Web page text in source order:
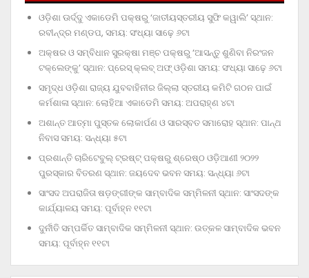
ଓଡ଼ିଶା ଊର୍ଦ୍ଦୁ ଏକାଡେମି ପକ୍ଷରୁ ‘ଜାତୀୟସ୍ତରୀୟ ସୁଫି କୱାଲି’ ସ୍ଥାନ:
ରବୀନ୍ଦ୍ର ମଣ୍ଡପ, ସମୟ: ସଂଧ୍ୟା ସାଢ଼େ ୬ଟା
ଅକ୍ଷର ଓ ସମ୍ବିଧାନ ସୁରକ୍ଷା ମଞ୍ଚ ପକ୍ଷରୁ ‘ଆସନ୍ତୁ ଶୁଣିବା ନିରଂଜନ
ଟକ୍‌ଲେଙ୍କୁ’ ସ୍ଥାନ: ପ୍ରେସ୍‌ କ୍ଲବ୍‌ ଅଫ୍‌ ଓଡ଼ିଶା ସମୟ: ସଂଧ୍ୟା ସାଢ଼େ ୬ଟା
ସମୃଦ୍ଧ ଓଡ଼ିଶା ରାଜ୍ୟ ଯୁବବାହିନୀର ଜିଲ୍ଲା ସ୍ତରୀୟ କମିଟି ଗଠନ ପାଇଁ
କର୍ମଶାଳା ସ୍ଥାନ: ଲୋହିଆ ଏକାଡେମି ସମୟ: ଅପରାହ୍‌ଣ ୪ଟା
ଅଶାନ୍ତ ଆତ୍ମା ପୁସ୍ତକ ଲୋକାର୍ପଣ ଓ ସାରସ୍ବତ ସମାରୋହ ସ୍ଥାନ: ପାନ୍ଥ
ନିବାସ ସମୟ: ସନ୍ଧ୍ୟା ୫ଟା
ପ୍ରଶାନ୍ତି ଚାରିଟେବୁଲ୍‌ ଟ୍ରଷ୍ଟ୍‌ ପକ୍ଷରୁ ଶ୍ରେଷ୍ଠ ଓଡ଼ିଆଣୀ ୨୦୨୨
ପୁରସ୍କାର ବିତରଣ ସ୍ଥାନ: ଜୟଦେବ ଭବନ ସମୟ: ସନ୍ଧ୍ୟା ୬ଟା
ସାଂସଦ ଅପରାଜିତା ଷଡ଼ଙ୍ଗୀଙ୍କ ସାମ୍ବାଦିକ ସମ୍ମିଳନୀ ସ୍ଥାନ: ସାଂସଦଙ୍କ
କାର୍ଯ୍ୟାଳୟ ସମୟ: ପୂର୍ବାହ୍ନ ୧୧ଟା
ଦୁର୍ନୀତି ସମ୍ପର୍କିତ ସାମ୍ବାଦିକ ସମ୍ମିଳନୀ ସ୍ଥାନ: ଉତ୍କଳ ସାମ୍ବାଦିକ ଭବନ
ସମୟ: ପୂର୍ବାହ୍ନ ୧୧ଟା